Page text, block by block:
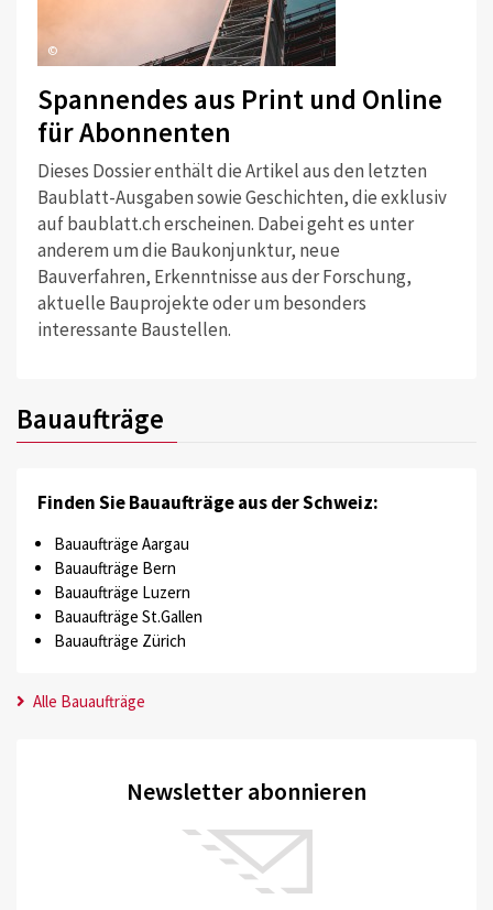
©
Spannendes aus Print und Online
für Abonnenten
Dieses Dossier enthält die Artikel aus den letzten
Baublatt-Ausgaben sowie Geschichten, die exklusiv
auf baublatt.ch erscheinen. Dabei geht es unter
anderem um die Baukonjunktur, neue
Bauverfahren, Erkenntnisse aus der Forschung,
aktuelle Bauprojekte oder um besonders
interessante Baustellen.
Bauaufträge
Finden Sie Bauaufträge aus der Schweiz:
Bauaufträge Aargau
Bauaufträge Bern
Bauaufträge Luzern
Bauaufträge St.Gallen
Bauaufträge Zürich
Alle Bauaufträge
Newsletter abonnieren